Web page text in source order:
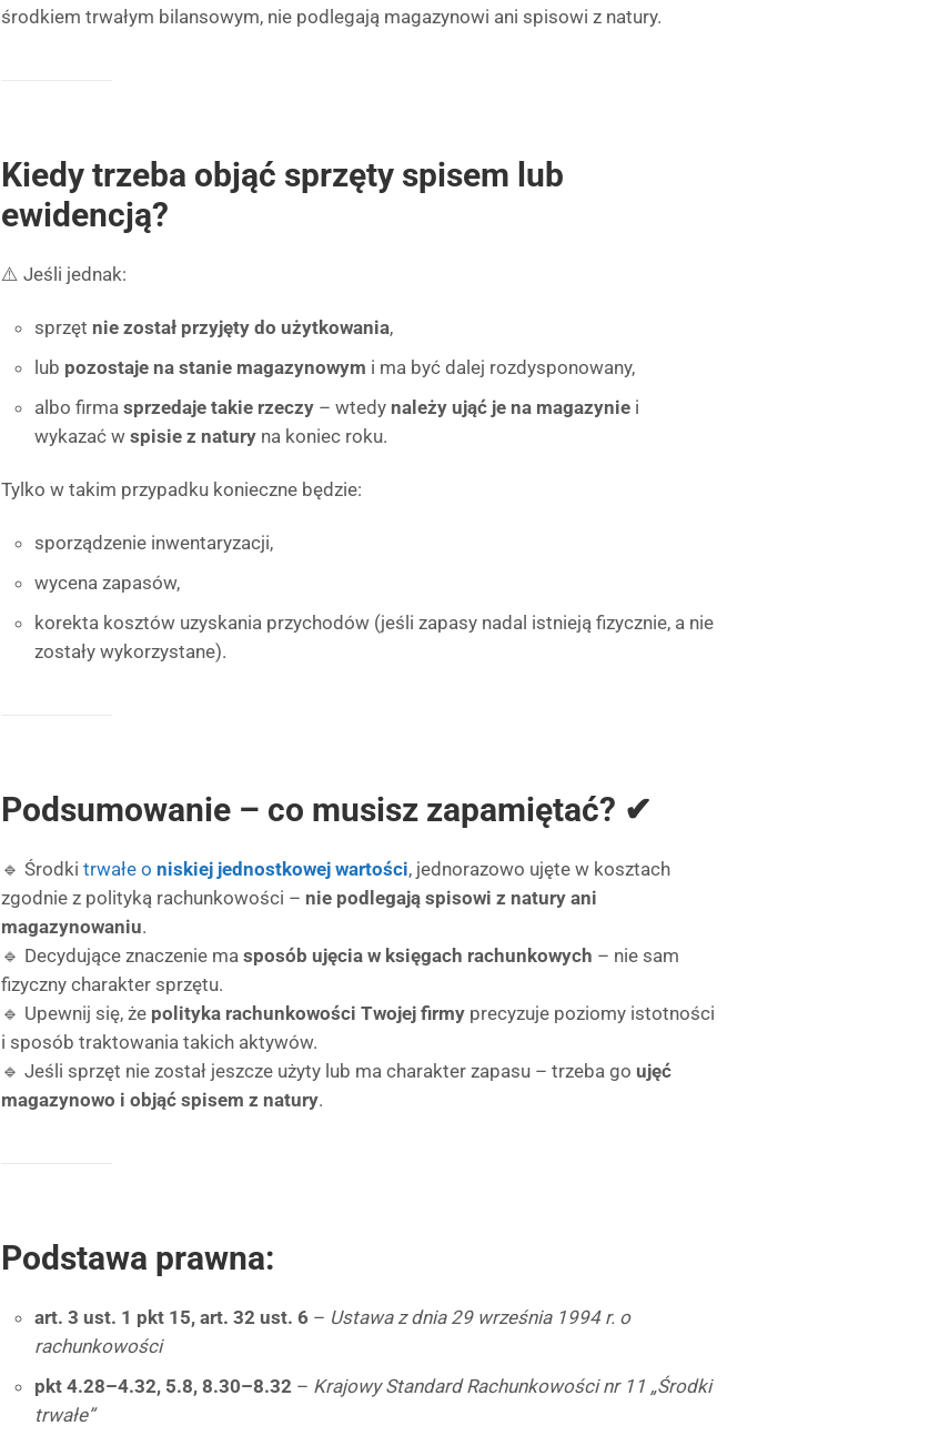
środkiem trwałym bilansowym, nie podlegają magazynowi ani spisowi z natury.
Kiedy trzeba objąć sprzęty spisem lub
ewidencją?
⚠️ Jeśli jednak:
sprzęt nie został przyjęty do użytkowania,
lub pozostaje na stanie magazynowym i ma być dalej rozdysponowany,
albo firma sprzedaje takie rzeczy – wtedy należy ująć je na magazynie i
wykazać w spisie z natury na koniec roku.
Tylko w takim przypadku konieczne będzie:
sporządzenie inwentaryzacji,
wycena zapasów,
korekta kosztów uzyskania przychodów (jeśli zapasy nadal istnieją fizycznie, a nie
zostały wykorzystane).
Podsumowanie – co musisz zapamiętać? ✔
🔹 Środki trwałe o niskiej jednostkowej wartości, jednorazowo ujęte w kosztach
zgodnie z polityką rachunkowości – nie podlegają spisowi z natury ani
magazynowaniu.
🔹 Decydujące znaczenie ma sposób ujęcia w księgach rachunkowych – nie sam
fizyczny charakter sprzętu.
🔹 Upewnij się, że polityka rachunkowości Twojej firmy precyzuje poziomy istotności
i sposób traktowania takich aktywów.
🔹 Jeśli sprzęt nie został jeszcze użyty lub ma charakter zapasu – trzeba go ujęć
magazynowo i objąć spisem z natury.
Podstawa prawna:
art. 3 ust. 1 pkt 15, art. 32 ust. 6 – Ustawa z dnia 29 września 1994 r. o
rachunkowości
pkt 4.28–4.32, 5.8, 8.30–8.32 – Krajowy Standard Rachunkowości nr 11 „Środki
trwałe”